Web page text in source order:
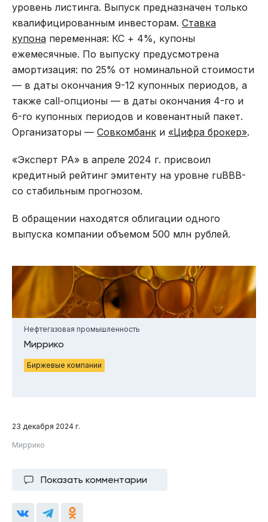
уровень листинга. Выпуск предназначен только
квалифицированным инвесторам. Ставка
купона переменная: КС + 4%, купоны
ежемесячные. По выпуску предусмотрена
амортизация: по 25% от номинальной стоимости
— в даты окончания 9-12 купонных периодов, а
также сall-опционы — в даты окончания 4-го и
6-го купонных периодов и ковенантный пакет.
Организаторы — Совкомбанк и «Цифра брокер».
«Эксперт РА» в апреле 2024 г. присвоил
кредитный рейтинг эмитенту на уровне ruBBB-
со стабильным прогнозом.
В обращении находятся облигации одного
выпуска компании объемом 500 млн рублей.
Нефтегазовая промышленность
Миррико
Биржевые компании
23 декабря 2024 г.
Миррико
Показать комментарии